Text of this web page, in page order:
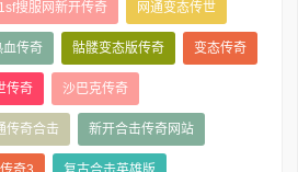
1sf搜服网新开传奇 网通变态传世
血传奇 骷髅变态版传奇 变态传奇
传奇 沙巴克传奇
传奇合击 新开合击传奇网站